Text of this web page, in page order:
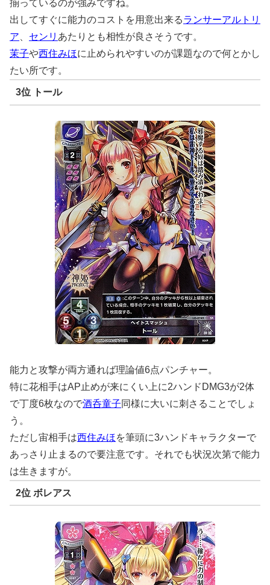
揃っているのが強みですね。
出してすぐに能力のコストを用意出来るランサーアルトリ
ア
センリ あたりとも相性が良さそうです。
茉子や西住みほに止められやすいのが課題なので何とかし
たい所です。
3位 トール
能力と攻撃が両方通れば理論値6点パンチャー。
特に花相手はAP止めが来にくい上に2ハンドDMG3が2体
で丁度6枚なので酒呑童子同様に大いに刺さることでしょ
う。
ただし宙相手は西住みほを筆頭に3ハンドキャラクターで
あっさり止まるので要注意です。それでも状況次第で能力
は生きますが。
2位 ボレアス